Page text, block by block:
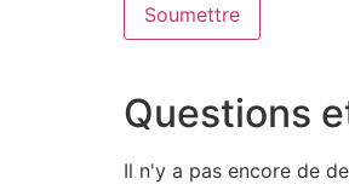
Questions
Il n'y a pas encore de